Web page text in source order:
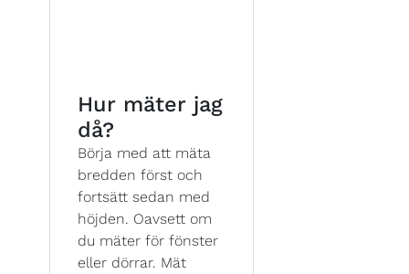
Hur mäter jag
då?
Börja med att mäta
bredden först och
fortsätt sedan med
höjden. Oavsett om
du mäter för fönster
eller dörrar. Mät